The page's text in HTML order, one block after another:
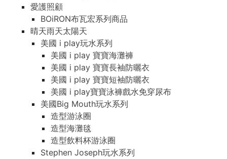
愛護照顧
BOiRON布瓦宏系列商品
晴天雨天太陽天
美國 i play玩水系列
美國 i play 寶寶海灘褲
美國 i play 寶寶長袖防曬衣
美國 i play 寶寶短袖防曬衣
美國 i play寶寶泳褲戲水免穿尿布
美國Big Mouth玩水系列
造型游泳圈
造型海灘毯
造型飲料杯游泳圈
Stephen Joseph玩水系列